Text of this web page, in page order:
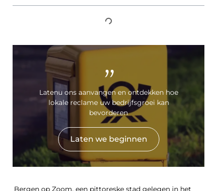
Bergen op Zoom, een pittoreske stad gelegen in het
"
Latenu ons aanvangen en ontdekken hoe
lokale reclame uw bedrijfsgroei kan
bevorderen
Laten we beginnen